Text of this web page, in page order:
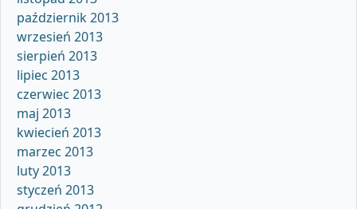
październik 2013
wrzesień 2013
sierpień 2013
lipiec 2013
czerwiec 2013
maj 2013
kwiecień 2013
marzec 2013
luty 2013
styczeń 2013